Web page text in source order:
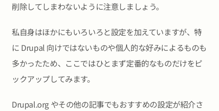
削除してしまわないように注意しましょう。
私自身はほかにもいろいろと設定を加えていますが、特
に Drupal 向けではないものや個人的な好みによるものも
多かったため、ここではひとまず定番的なものだけをピ
ックアップしてみます。
Drupal.org やその他の記事でもおすすめの設定が紹介さ